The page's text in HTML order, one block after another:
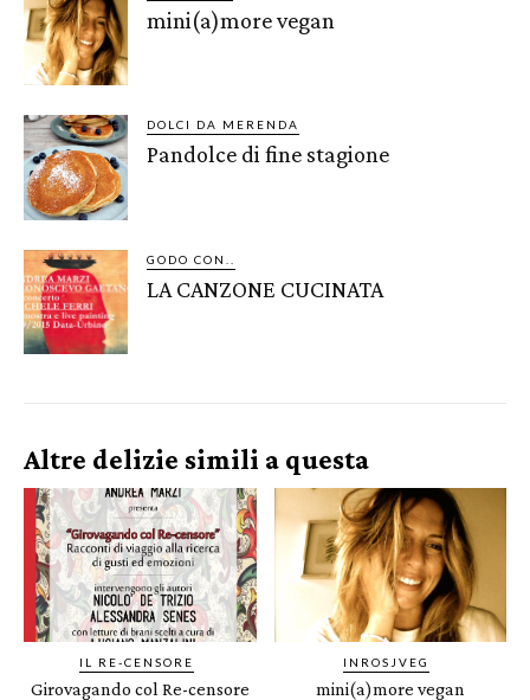
mini(a)more vegan
DOLCI DA MERENDA
Pandolce di fine stagione
GODO CON..
LA CANZONE CUCINATA
Altre delizie simili a questa
IL RE-CENSORE
Girovagando col Re-censore
INROSJVEG
mini(a)more vegan